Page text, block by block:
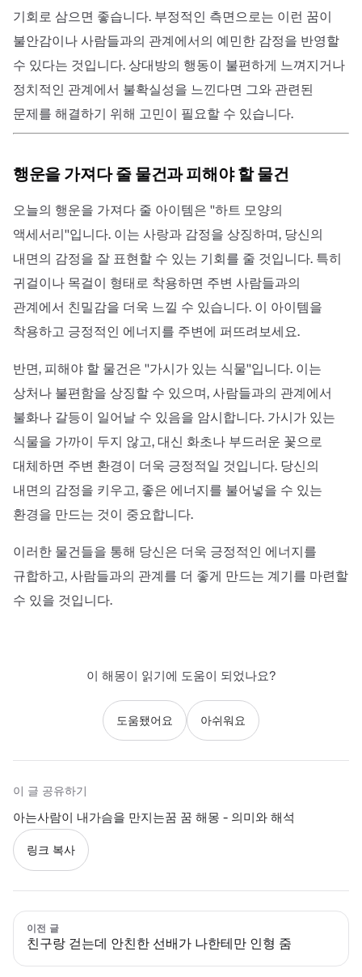
기회로 삼으면 좋습니다. 부정적인 측면으로는 이런 꿈이
불안감이나 사람들과의 관계에서의 예민한 감정을 반영할
수 있다는 것입니다. 상대방의 행동이 불편하게 느껴지거나
정치적인 관계에서 불확실성을 느낀다면 그와 관련된
문제를 해결하기 위해 고민이 필요할 수 있습니다.
행운을 가져다 줄 물건과 피해야 할 물건
오늘의 행운을 가져다 줄 아이템은 ''하트 모양의
액세서리''입니다. 이는 사랑과 감정을 상징하며, 당신의
내면의 감정을 잘 표현할 수 있는 기회를 줄 것입니다. 특히
귀걸이나 목걸이 형태로 착용하면 주변 사람들과의
관계에서 친밀감을 더욱 느낄 수 있습니다. 이 아이템을
착용하고 긍정적인 에너지를 주변에 퍼뜨려보세요.
반면, 피해야 할 물건은 ''가시가 있는 식물''입니다. 이는
상처나 불편함을 상징할 수 있으며, 사람들과의 관계에서
불화나 갈등이 일어날 수 있음을 암시합니다. 가시가 있는
식물을 가까이 두지 않고, 대신 화초나 부드러운 꽃으로
대체하면 주변 환경이 더욱 긍정적일 것입니다. 당신의
내면의 감정을 키우고, 좋은 에너지를 불어넣을 수 있는
환경을 만드는 것이 중요합니다.
이러한 물건들을 통해 당신은 더욱 긍정적인 에너지를
규합하고, 사람들과의 관계를 더 좋게 만드는 계기를 마련할
수 있을 것입니다.
이 해몽이 읽기에 도움이 되었나요?
도움됐어요 아쉬워요
이 글 공유하기
아는사람이 내가슴을 만지는꿈 꿈 해몽 - 의미와 해석
링크 복사
이전 글
친구랑 걷는데 안친한 선배가 나한테만 인형 줌